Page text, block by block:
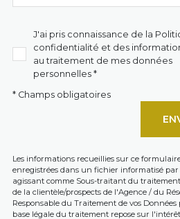
J'ai pris connaissance de la
confidentialité et des
au traitement de mes données
personnelles *
* Champs obligatoires
Les informations recueillies sur ce
enregistrées dans un fichier informatisé par
agissant comme Sous-traitant du
de la clientèle/prospects de l'Agence / du
Responsable du Traitement de vos Données
base légale du traitement repose sur